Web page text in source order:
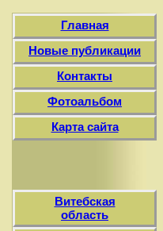
Главная
Новые публикации
Контакты
Фотоальбом
Карта сайта
Витебская
область